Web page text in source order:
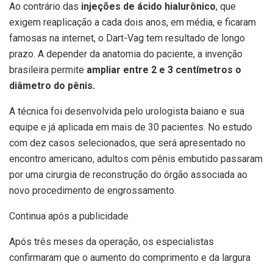
Ao contrário das injeções de ácido hialurônico, que
exigem reaplicação a cada dois anos, em média, e ficaram
famosas na internet, o Dart-Vag tem resultado de longo
prazo. A depender da anatomia do paciente, a invenção
brasileira permite ampliar entre 2 e 3 centímetros o
diâmetro do pênis.
A técnica foi desenvolvida pelo urologista baiano e sua
equipe e já aplicada em mais de 30 pacientes. No estudo
com dez casos selecionados, que será apresentado no
encontro americano, adultos com pênis embutido passaram
por uma cirurgia de reconstrução do órgão associada ao
novo procedimento de engrossamento.
Continua após a publicidade
Após três meses da operação, os especialistas
confirmaram que o aumento do comprimento e da largura